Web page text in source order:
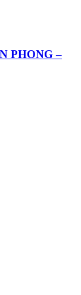
PHONG –